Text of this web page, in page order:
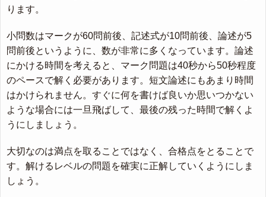
ります。
小問数はマークが60問前後、記述式が10問前後、論述が5
問前後というように、数が非常に多くなっています。論述
にかける時間を考えると、マーク問題は40秒から50秒程度
のペースで解く必要があります。短文論述にもあまり時間
はかけられません。すぐに何を書けば良いか思いつかない
ような場合には一旦飛ばして、最後の残った時間で解くよ
うにしましょう。
大切なのは満点を取ることではなく、合格点をとることで
す。解けるレベルの問題を確実に正解していくようにしま
しょう。